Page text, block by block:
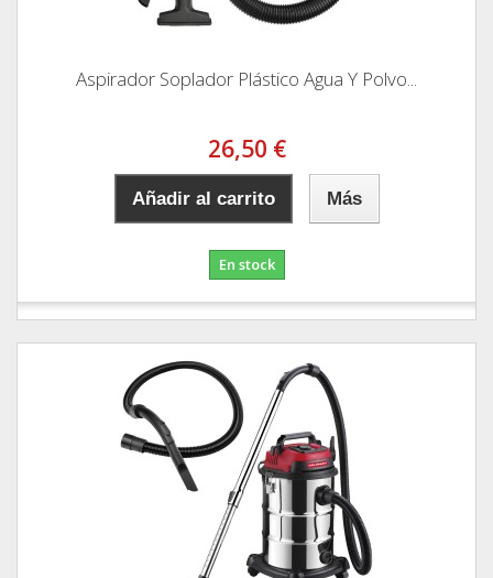
Aspirador Soplador Plástico Agua Y Polvo...
26,50 €
Añadir al carrito Más
En stock